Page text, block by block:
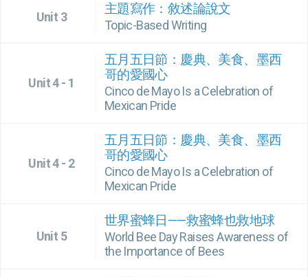
Unit 3
主題寫作：敘述論說文
Topic-Based Writing
Unit 4 - 1
五月五日節：慶典、美食、墨西
哥的愛國心
Cinco de Mayo Is a Celebration of
Mexican Pride
Unit 4 - 2
五月五日節：慶典、美食、墨西
哥的愛國心
Cinco de Mayo Is a Celebration of
Mexican Pride
Unit 5
世界蜜蜂日——救蜜蜂也救地球
World Bee Day Raises Awareness of
the Importance of Bees